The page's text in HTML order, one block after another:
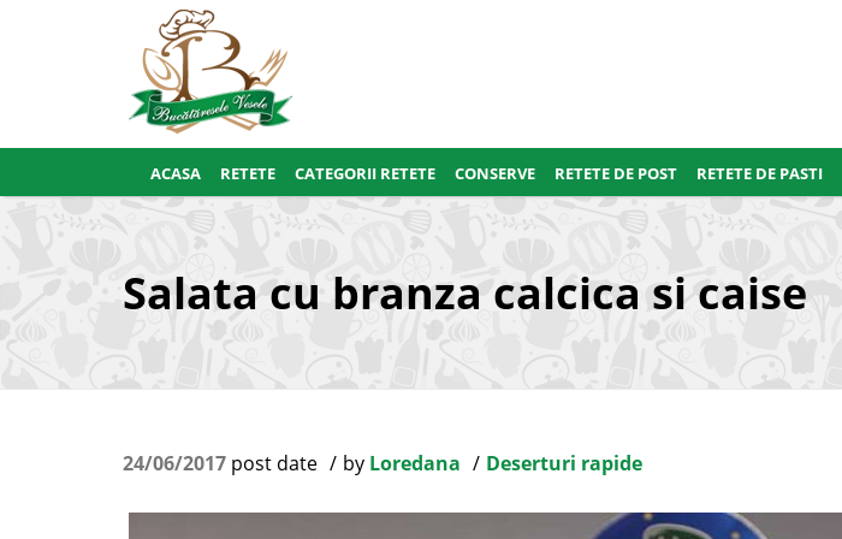
ACASA RETETE CATEGORII RETETE CONSERVE RETETE DE POST RETETE DE PASTI
Salata cu branza calcica si caise
24/06/2017 post date by Loredana Deserturi rapide